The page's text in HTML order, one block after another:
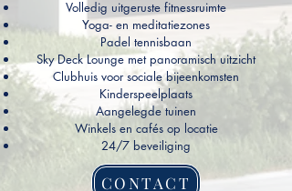
Volledig uitgeruste fitnessruimte
Yoga- en meditatiezones
Padel tennisbaan
Sky Deck Lounge met panoramisch uitzicht
Clubhuis voor sociale bijeenkomsten
Kinderspeelplaats
Aangelegde tuinen
Winkels en cafés op locatie
24/7 beveiliging
CONTACT